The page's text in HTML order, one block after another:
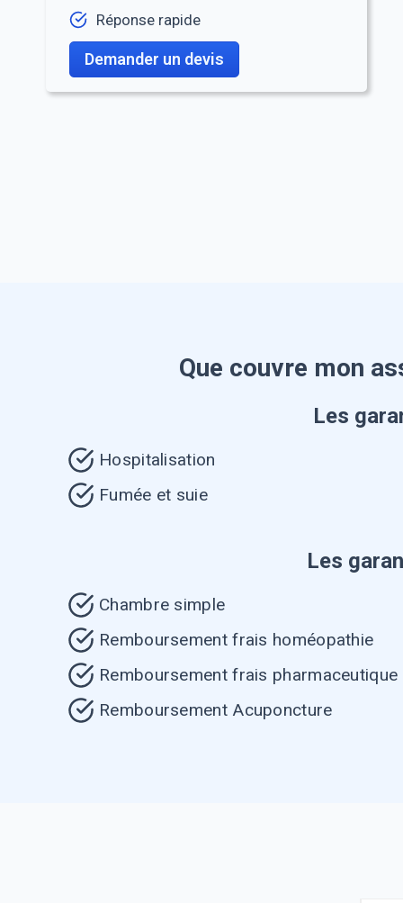
Réponse rapide
Demander un devis
Que couvre mon
Les
Hospitalisation
Fumée et suie
Les
Chambre simple
Remboursement frais homéopathie
Remboursement frais pharmaceutique
Remboursement Acuponcture